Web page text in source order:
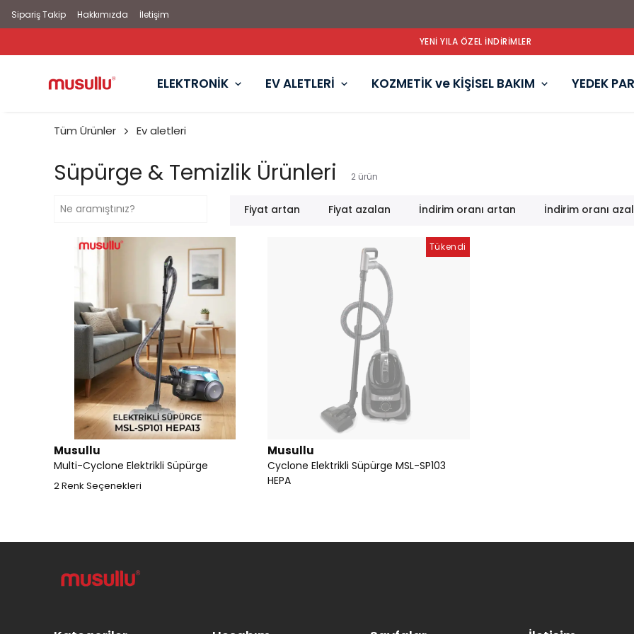
Sipariş Takip Hakkımızda İletişim
ELEKTRONİK EV ALETLERİ KOZMETİK ve KİŞİSEL BAKIM YEDEK
Tüm Ürünler Ev aletleri
Süpürge & Temizlik Ürünleri 2 ürün
Fiyat artan Fiyat azalan İndirim oranı artan İndirim oranı
Musullu
Multi-Cyclone Elektrikli Süpürge
2 Renk Seçenekleri
Tükendi
Musullu
Cyclone Elektrikli Süpürge MSL-SP103
HEPA